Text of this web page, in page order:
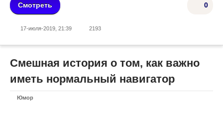
0
Смотреть
17-июля-2019, 21:39 2193
Смешная история о том, как важно
иметь нормальный навигатор
Юмор